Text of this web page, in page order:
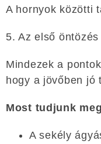
A hornyok közötti
5. Az első
Mindezek a
hogy a jövőben jó
Most tudjunk
A sekély